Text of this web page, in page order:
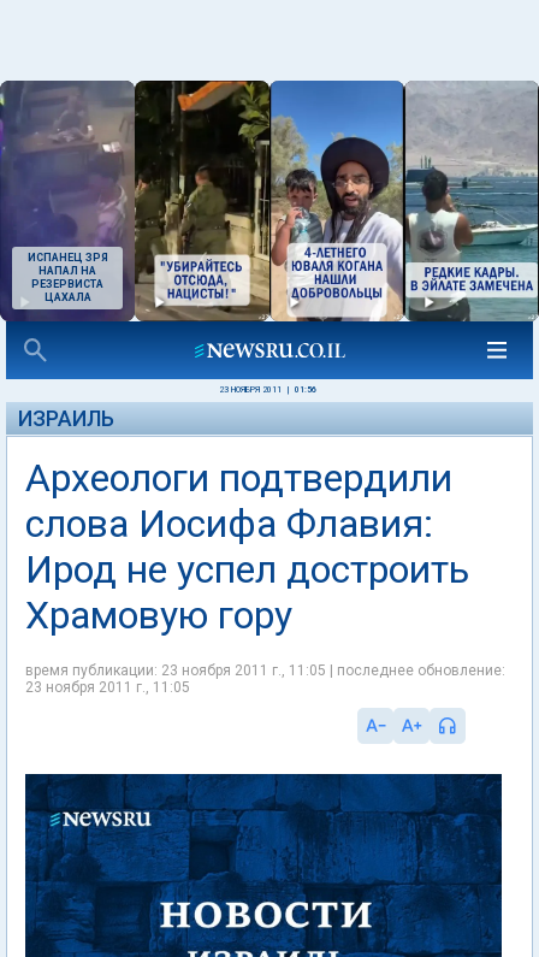
ИСПАНЕЦ ЗРЯ
НАПАЛ НА
РЕЗЕРВИСТА
ЦАХАЛА
23 НОЯБРЯ 2011 01:56
ИЗРАИЛЬ
Археологи подтвердили
слова Иосифа Флавия:
Ирод не успел достроить
Храмовую гору
время публикации: 23 ноября 2011 г., 11:05 | последнее обновление:
23 ноября 2011 г., 11:05